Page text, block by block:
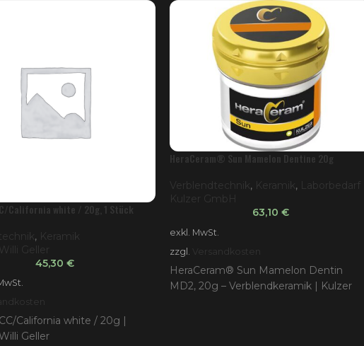
California white / 20g, 1 Stück
, Keramik
Geller
45,30 €
California white / 20g |
Geller
HeraCeram® Sun Mamelon Dentine 20g
Verblendtechnik , Keramik ,
Laborbedarf
Kulzer GmbH
63,10 €
exkl. MwSt.
zzgl. Versandkosten
HeraCeram® Sun Mamelon Dentin
MD2, 20g – Verblendkeramik | Kulzer